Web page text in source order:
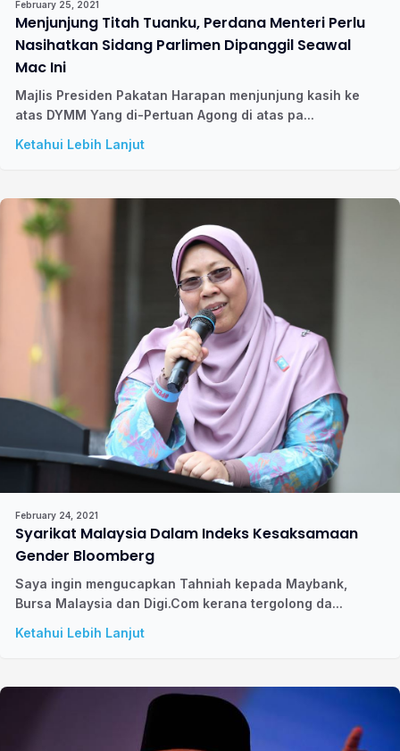
February 25, 2021
Menjunjung Titah Tuanku, Perdana Menteri Perlu
Nasihatkan Sidang Parlimen Dipanggil Seawal
Mac Ini
Majlis Presiden Pakatan Harapan menjunjung kasih ke
atas DYMM Yang di-Pertuan Agong di atas pa...
Ketahui Lebih Lanjut
February 24, 2021
Syarikat Malaysia Dalam Indeks Kesaksamaan
Gender Bloomberg
Saya ingin mengucapkan Tahniah kepada Maybank,
Bursa Malaysia dan Digi.Com kerana tergolong da...
Ketahui Lebih Lanjut